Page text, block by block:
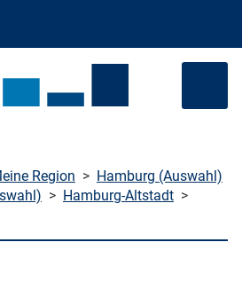
Region > Hamburg (Auswahl)
> Hamburg-Altstadt >